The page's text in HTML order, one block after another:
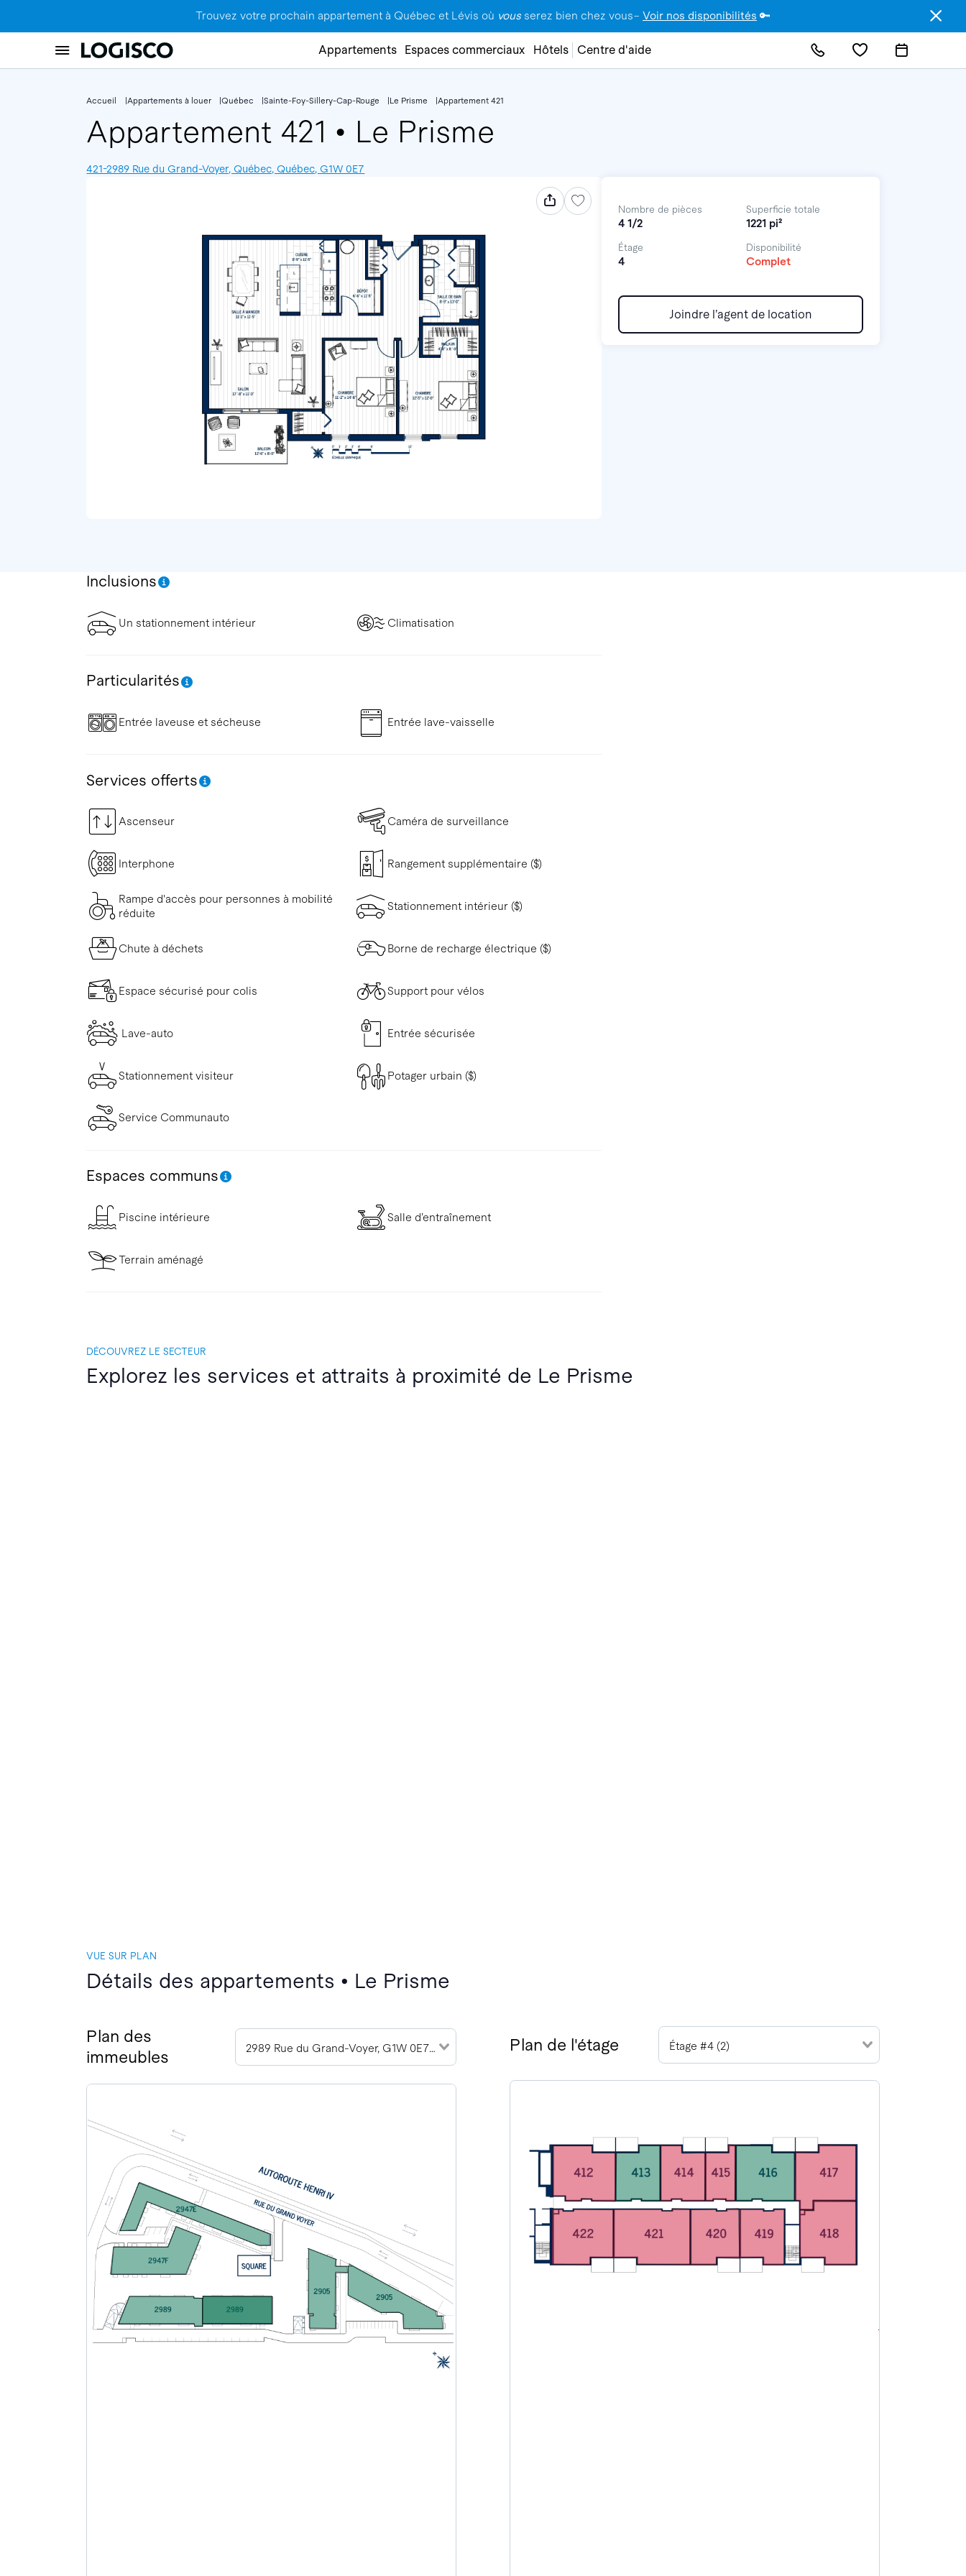
Trouvez votre prochain appartement à Québec et Lévis où vous serez bien chez vous– Voir nos disponibilités 🔑
Appartements Espaces commerciaux Hôtels Centre d'aide
Accueil Appartements à louer Québec Sainte-Foy-Sillery-Cap-Rouge Le Prisme Appartement 421
Appartement 421 • Le Prisme
421-2989 Rue du Grand-Voyer, Québec, Québec, G1W 0E7
Inclusions
Un stationnement intérieur Climatisation
Particularités
Entrée laveuse et sécheuse Entrée lave-vaisselle
Services offerts
Ascenseur Caméra de surveillance
Interphone Rangement supplémentaire ($)
Rampe d'accès pour personnes à mobilité
réduite
Stationnement intérieur ($)
Chute à déchets Borne de recharge électrique ($)
Espace sécurisé pour colis Support pour vélos
Lave-auto Entrée sécurisée
Stationnement visiteur Potager urbain ($)
Service Communauto
Espaces communs
Piscine intérieure Salle d’entraînement
Terrain aménagé
Nombre de pièces
4 1/2
Superficie totale
1221 pi²
Étage
4
Disponibilité
Complet
Joindre l’agent de location
DÉCOUVREZ LE SECTEUR
Explorez les services et attraits à proximité de Le Prisme
VUE SUR PLAN
Détails des appartements • Le Prisme
Plan des
immeubles
2989 Rue du Grand-Voyer, G1W 0E7 (7) Plan de l'étage Étage #4 (2)